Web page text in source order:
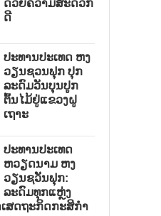
ດ້ວຍຄວາມສະດວກ
ດີ
ປະທານປະເທດ ຫງ
ວຽນຊວນຟຸກ ປຸກ
ລະດົມວັນບຸນປູກ
ຕົ້ນໄມ້ຢູ່ແຂວງຝູ
ເຖາະ
ປະທານປະເທດ
ຫວຽດນາມ ຫງ
ວຽນຊວັນຟຸກ:
ລະດົມທຸກແຫຼ່ງ
ສດຖະກິດກະສິກຳ